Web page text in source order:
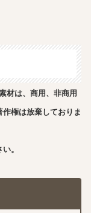
材は、商用、非商用
権は放棄しておりま
。